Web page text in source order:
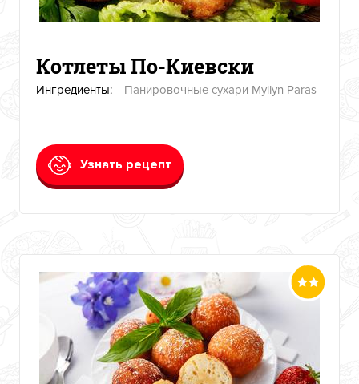
Котлеты По-Киевски
Ингредиенты: Панировочные сухари Myllyn Paras
Узнать рецепт